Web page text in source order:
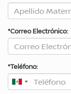
*Correo Electrónico:
*Teléfono: